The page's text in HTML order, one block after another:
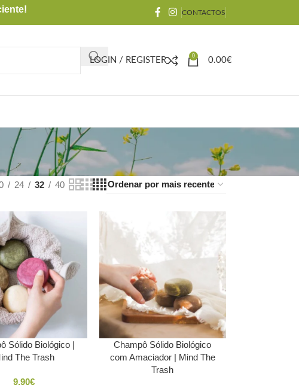
CONTACTOS
LOGIN / REGISTER
0
0.00€
24 32 40
Sólido Biológico |
The Trash
9.90€
Champô Sólido Biológico
com Amaciador | Mind The
Trash